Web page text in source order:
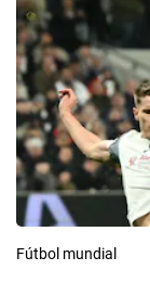
Fútbol mundial